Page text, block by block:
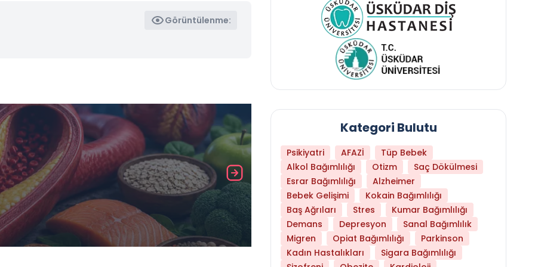
Görüntülenme:
Daha Az Protein Tüketmek Yaşlanmayı
Kategori Bulutu
Psikiyatri AFAZİ
Tüp Bebek
Alkol Bağımlılığı
Otizm
Saç Dökülmesi
Esrar Bağımlılığı
Alzheimer
Bebek Gelişimi
Kokain Bağımlılığı
Baş Ağrıları
Stres
Kumar Bağımlılığı
Demans
Depresyon
Sanal Bağımlılık
Migren
Opiat Bağımlılığı
Parkinson
Kadın Hastalıkları
Sigara Bağımlılığı